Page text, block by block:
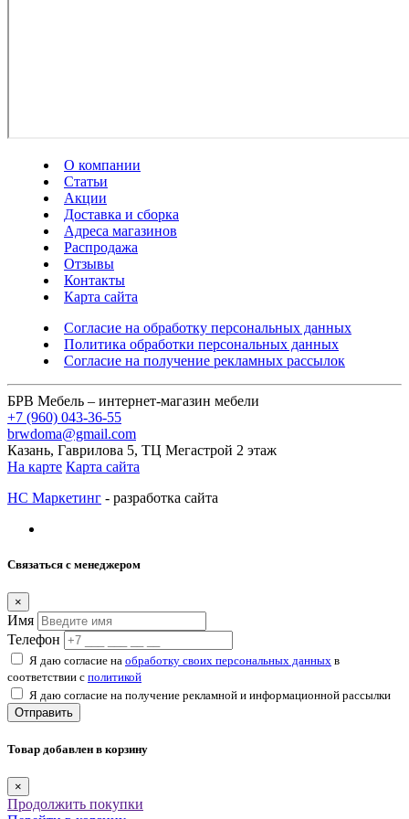
О компании
Статьи
Акции
Доставка и сборка
Адреса магазинов
Распродажа
Отзывы
Контакты
Карта сайта
Согласие на обработку персональных данных
Политика обработки персональных данных
Согласие на получение рекламных рассылок
БРВ Мебель – интернет-магазин мебели
+7 (960) 043-36-55
brwdoma@gmail.com
Казань, Гаврилова 5, ТЦ Мегастрой 2 этаж
На карте Карта сайта
НС Маркетинг - разработка сайта
Связаться с менеджером
×
Имя
Телефон
Я даю согласие на обработку своих персональных данных в
соответствии с политикой
Я даю согласие на получение рекламной и информационной рассылки
Отправить
Товар добавлен в корзину
×
Продолжить покупки